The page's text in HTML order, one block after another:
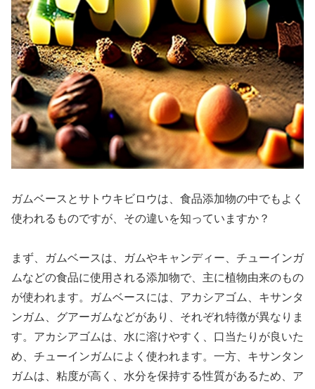
ガムベースとサトウキビロウは、食品添加物の中でもよく
使われるものですが、その違いを知っていますか？
まず、ガムベースは、ガムやキャンディー、チューインガ
ムなどの食品に使用される添加物で、主に植物由来のもの
が使われます。ガムベースには、アカシアゴム、キサンタ
ンガム、グアーガムなどがあり、それぞれ特徴が異なりま
す。アカシアゴムは、水に溶けやすく、口当たりが良いた
め、チューインガムによく使われます。一方、キサンタン
ガムは、粘度が高く、水分を保持する性質があるため、ア